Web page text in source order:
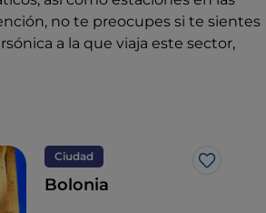
no te preocupes si te sientes
a la que viaja este sector,
Ciudad
Me gusta
Bolonia